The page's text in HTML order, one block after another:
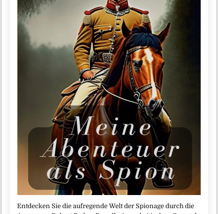
Entdecken Sie die aufregende Welt der Spionage durch die